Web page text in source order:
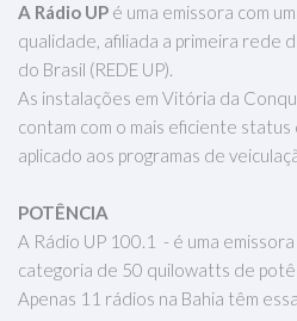
A Rádio UP é uma emissora com
qualidade, afiliada a primeira rede
do Brasil (REDE UP).
As instalações em Vitória da
contam com o mais eficiente
aplicado aos programas de
POTÊNCIA
A Rádio UP 100.1 - é uma
categoria de 50 quilowatts de
Apenas 11 rádios na Bahia têm